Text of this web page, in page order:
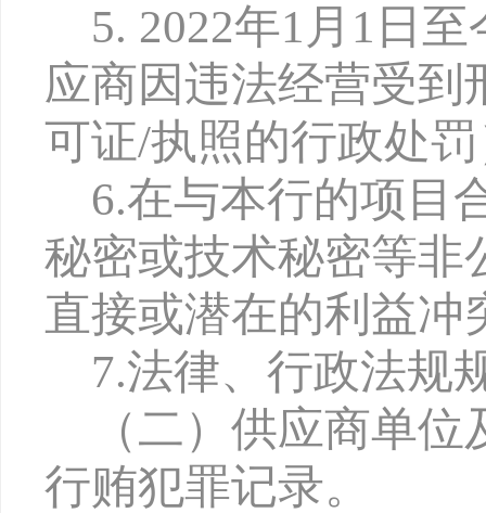
5. 2022年1月1日
应商因违法经营受
可证/执照的行政处
6.在与本行的项目
秘密或技术秘密等非
直接或潜在的利益冲
7.法律、行政法规
（二）供应商单
行贿犯罪记录。